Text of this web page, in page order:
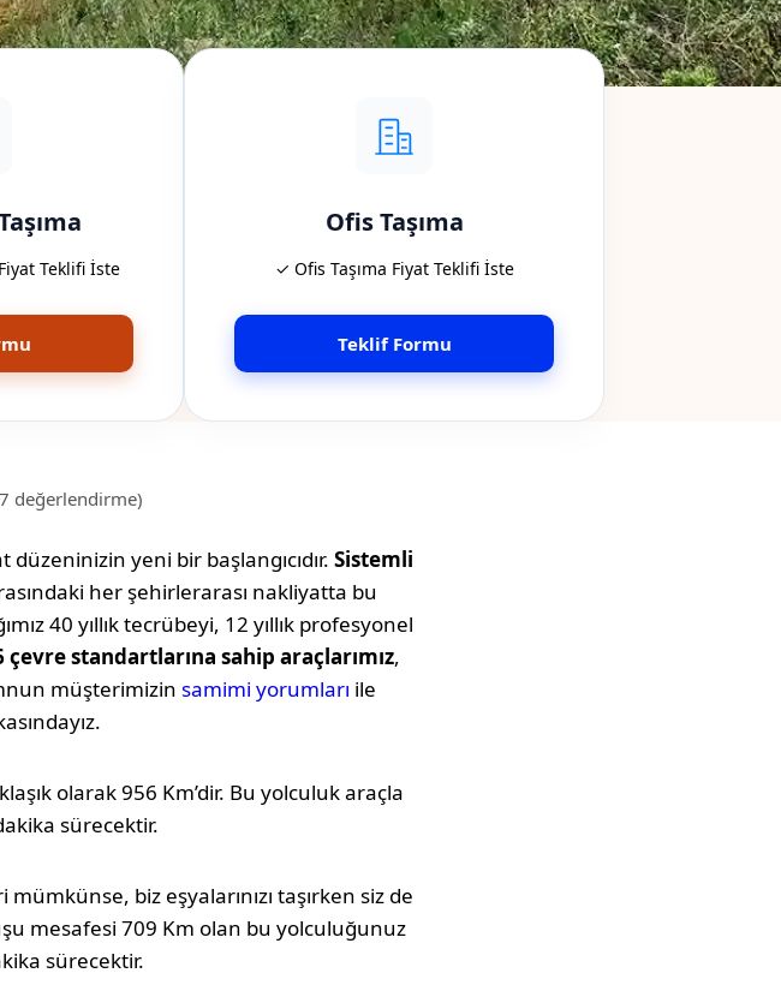
Teklifi İste
Ofis Taşıma
✓ Ofis Taşıma Fiyat Teklifi İste
Teklif Formu
değerlendirme)
düzeninizin yeni bir başlangıcıdır. Sistemli
her şehirlerarası nakliyatta bu
40 yıllık tecrübeyi, 12 yıllık profesyonel
çevre standartlarına sahip araçlarımız,
müşterimizin samimi yorumları ile
olarak956 Km’dir. Bu yolculuk araçla
sürecektir.
biz eşyalarınızı taşırken siz de
mesafesi 709 Km olan bu yolculuğunuz
sürecektir.